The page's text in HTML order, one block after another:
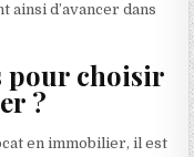
d’avancer dans
pour choisir
?
en immobilier, il est